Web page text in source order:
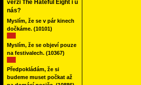
verzi The Hateful Eight i u
nás?
Myslím, že se v pár kinech
dočkáme.(10101)
Myslím, že se objeví pouze
na festivalech.(10367)
Předpokládám, že si
budeme muset počkat až